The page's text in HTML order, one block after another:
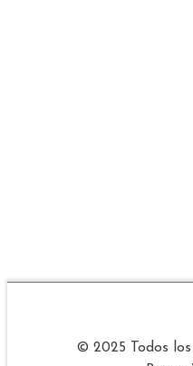
© 2025 Todos los